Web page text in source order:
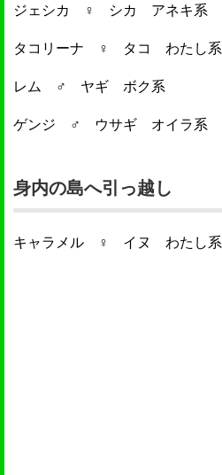
ジェシカ ♀ シカ アネキ系
タコリーナ ♀ タコ わたし系
レム ♂ ヤギ ボク系
ゲンジ ♂ ウサギ オイラ系
身内の島へ引っ越し
キャラメル ♀ イヌ わたし系